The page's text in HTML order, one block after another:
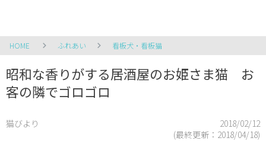
HOME ふれあい 看板犬・看板猫
昭和な香りがする居酒屋のお姫さま猫 お
客の隣でゴロゴロ
猫びより
2018/02/12
(最終更新： 2018/04/18)